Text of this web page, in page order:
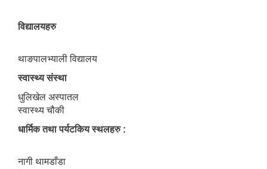
विद्यालयहरु
थाङपालभ्याली विद्यालय
स्वास्थ्य संस्था
धुलिखेल अस्पातल
स्वास्थ्य चौकी
धार्मिक तथा पर्यटकिय स्थलहरु :
नागी थामडाँडा